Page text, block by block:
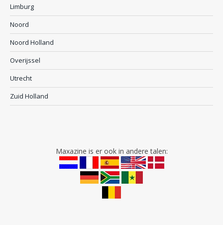
Limburg
Noord
Noord Holland
Overijssel
Utrecht
Zuid Holland
Maxazine is er ook in andere talen: